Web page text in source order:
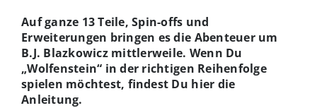
Auf ganze 13 Teile, Spin-offs und
Erweiterungen bringen es die Abenteuer um
B.J. Blazkowicz mittlerweile. Wenn Du
„Wolfenstein“ in der richtigen Reihenfolge
spielen möchtest, findest Du hier die
Anleitung.